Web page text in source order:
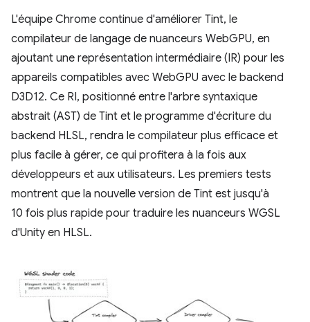
L'équipe Chrome continue d'améliorer Tint, le
compilateur de langage de nuanceurs WebGPU, en
ajoutant une représentation intermédiaire (IR) pour les
appareils compatibles avec WebGPU avec le backend
D3D12. Ce RI, positionné entre l'arbre syntaxique
abstrait (AST) de Tint et le programme d'écriture du
backend HLSL, rendra le compilateur plus efficace et
plus facile à gérer, ce qui profitera à la fois aux
développeurs et aux utilisateurs. Les premiers tests
montrent que la nouvelle version de Tint est jusqu'à
10 fois plus rapide pour traduire les nuanceurs WGSL
d'Unity en HLSL.